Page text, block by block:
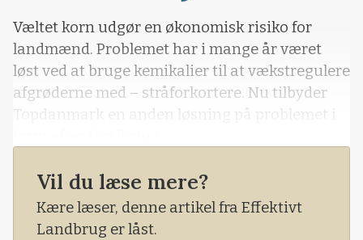
Væltet korn udgør en økonomisk risiko for
landmænd. Problemet har i mange år været
løst ved at bruge kemikalier til at vækstregulere
afgrøderne med – stråforkortere. Nu tilbyder
Topdanmark en anden løsning på problemet i
Vil du læse mere?
Kære læser, denne artikel fra Effektivt
Landbrug er låst.